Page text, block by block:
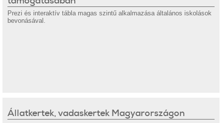
Prezi és interaktív tábla magas szintű alkalmazása általános iskolások
bevonásával.
Állatkertek, vadaskertek Magyarországon